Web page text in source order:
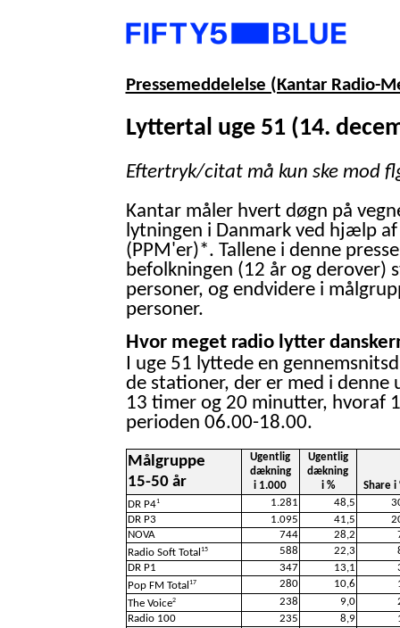
Pressemeddelelse (Kantar Radio-
Lyttertal uge 51 (14.
Eftertryk/citat må kun ske mod
Kantar måler hvert døgn på
lytningen i Danmark ved hjælp
(PPM'er)*. Tallene i denne
befolkningen (12 år og derover)
personer, og endvidere i
personer.
Hvor meget radio lytter
I uge 51 lyttede en
de stationer, der er med i denne
13 timer og 20 minutter, hvoraf
perioden 06.00-18.00.
Målgruppe
15-50 år
Ugentlig
dækning
i 1.000
Ugentlig
dækning
i %
Share i
DR P41 1.281 48,5
DR P3
1.095 41,5
NOVA
744 28,2
Radio Soft Total 15 588 22,3
DR P1
347 13,1
Pop FM Total 17 280 10,6
The Voice2 238 9,0
Radio 100
235 8,9